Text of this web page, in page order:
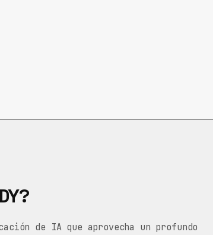
de IA que aprovecha un profundo